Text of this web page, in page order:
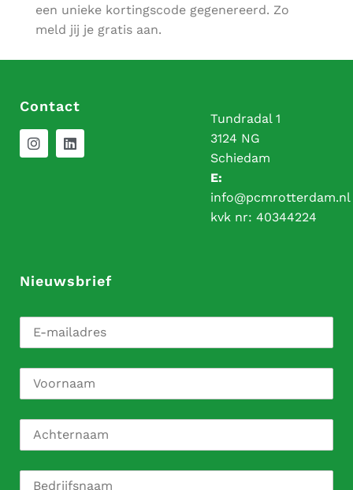
een unieke kortingscode gegenereerd. Zo
meld jij je gratis aan.
Contact
Tundradal 1
3124 NG
Schiedam
E:
info@pcmrotterdam.nl
kvk nr: 40344224
Nieuwsbrief